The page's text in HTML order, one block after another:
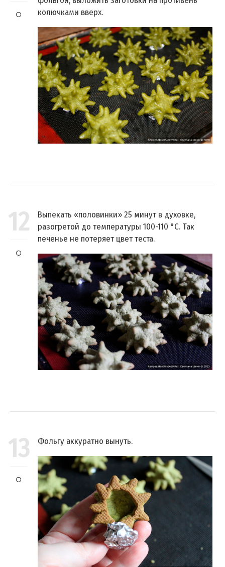
колючками вверх.
12
Выпекать «половинки» 25 минут в духовке,
разогретой до температуры 100-110 °C. Так
печенье не потеряет цвет теста.
13 Фольгу аккуратно вынуть.